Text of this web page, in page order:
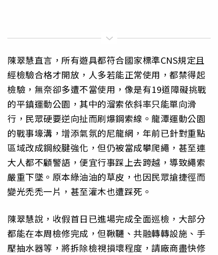
陳翠慧直言，所有遊具都符合國家標準CNS規定且
經檢驗合格才開放，人多若能正常使用，都禁得起
檢驗，無奈卻多遭不當使用，像是有19道障礙挑戰
的平鎮運動公園，其中的溜索依斜率只能單向滑
行，民眾硬要逆向扯而刷爆鋼索線。龍潭運動公園
的戰事壕溝，增添氣氛的尼龍網，年前已針對重點
區域改成鋼絞腱強化，但仍被當成攀爬繩，甚至連
大人都不顧警語，便宜行事踩上去跨越，導致繩索
嚴重下墜。原本綠油油的草皮，也因民眾搶捷徑而
變光禿禿一片，甚至灌木也遭踩死。
陳翠慧說，收假首日已進場完成全面巡檢，大部分
都能在本周檢修完成，但鞦韆、共融轉轉設施、手
壓抽水器等，將拆除檢視損壞程度，請廠商盡快修